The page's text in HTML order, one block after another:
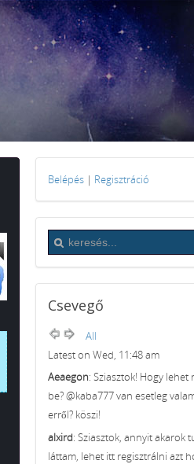
Belépés | Regisztráció
Csevegő
All
Latest on Wed, 11:48 am
Aeaegon: Sziasztok! Hogy lehet
be? @kaba777 van esetleg
erről? köszi!
alxird: Sziasztok, annyit akarok
láttam, lehet itt regisztrálni azt